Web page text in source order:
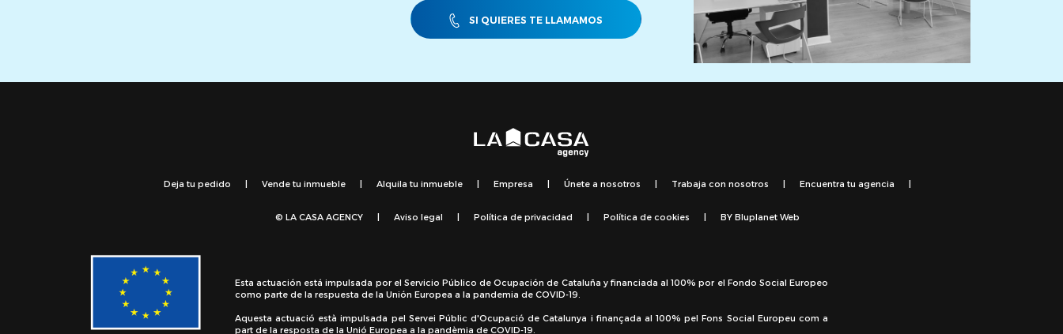
SI QUIERES TE LLAMAMOS
Deja tu pedido Vende tu inmueble Alquila tu inmueble Empresa Únete a nosotros Trabaja con nosotros Encuentra tu agencia
© LA CASA AGENCY Aviso legal Política de privacidad Política de cookies BY Bluplanet Web
Esta actuación está impulsada por el Servicio Público de Ocupación de Cataluña y financiada al 100% por el Fondo Social Europeo
como parte de la respuesta de la Unión Europea a la pandemia de COVID-19.
Aquesta actuació està impulsada pel Servei Públic d'Ocupació de Catalunya i finançada al 100% pel Fons Social Europeu com a
part de la resposta de la Unió Europea a la pandèmia de COVID-19.